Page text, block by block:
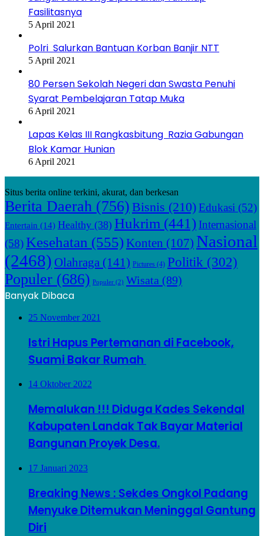
Fasilitasnya
5 April 2021
Polri Salurkan Bantuan Korban Banjir NTT
5 April 2021
80 Persen Sekolah Negeri dan Swasta Penuhi
Syarat Pembelajaran Tatap Muka
6 April 2021
Lapas Kelas III Rangkasbitung Razia Gabungan
Blok Kamar Hunian
6 April 2021
Situs berita online terkini, akurat, dan berkesan
Berita Daerah (756) Bisnis (210)Edukasi (52)
Entertain (14) Healthy (38) Hukrim (441) Internasional
(58)Kesehatan (555)Konten (107) Nasional
(2468) Olahraga (141) Pictures (4) Politik (302)
Populer (686) Populer (2) Wisata (89)
Banyak Dibaca
25 November 2021
Istri Hapus Pertemanan di Facebook,
Suami Bakar Rumah
14 Oktober 2022
Memalukan !!! Diduga Kades Sekendal
Kabupaten Landak Tak Bayar Material
Bangunan Proyek Desa.
17 Januari 2023
Breaking News : Sekdes Ongkol Padang
Menyuke Ditemukan Meninggal Gantung
Diri